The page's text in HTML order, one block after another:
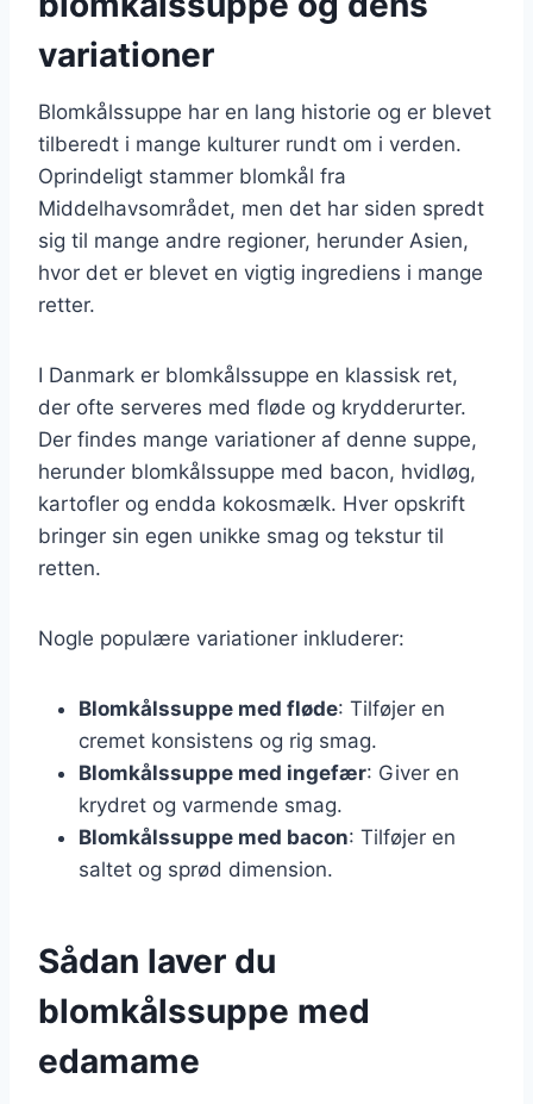
variationer
Blomkålssuppe har en lang historie og er blevet
tilberedt i mange kulturer rundt om i verden.
Oprindeligt stammer blomkål fra
Middelhavsområdet, men det har siden spredt
sig til mange andre regioner, herunder Asien,
hvor det er blevet en vigtig ingrediens i mange
retter.
I Danmark er blomkålssuppe en klassisk ret,
der ofte serveres med fløde og krydderurter.
Der findes mange variationer af denne suppe,
herunder blomkålssuppe med bacon, hvidløg,
kartofler og endda kokosmælk. Hver opskrift
bringer sin egen unikke smag og tekstur til
retten.
Nogle populære variationer inkluderer:
Blomkålssuppe med fløde: Tilføjer en
cremet konsistens og rig smag.
Blomkålssuppe med ingefær: Giver en
krydret og varmende smag.
Blomkålssuppe med bacon: Tilføjer en
saltet og sprød dimension.
Sådan laver du
blomkålssuppe med
edamame